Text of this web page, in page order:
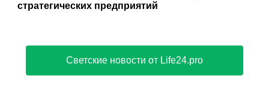
стратегических предприятий
Светские новости от Life24.pro